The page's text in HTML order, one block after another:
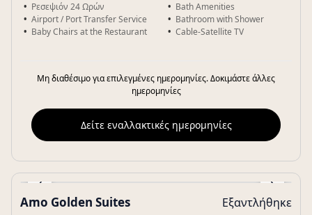
Ρεσεψιόν 24 Ωρών
Airport / Port Transfer Service
Baby Chairs at the Restaurant
Bath Amenities
Bathroom with Shower
Cable-Satellite TV
Μη διαθέσιμο για επιλεγμένες ημερομηνίες. Δοκιμάστε άλλες
ημερομηνίες
Δείτε εναλλακτικές ημερομηνίες
‹ ›
Gallery
Amo Golden Suites Εξαντλήθηκε